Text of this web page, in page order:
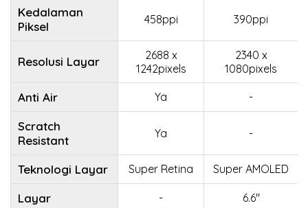
Kedalaman
Piksel
458ppi 390ppi
Resolusi Layar
2688 x
1242pixels
2340 x
1080pixels
Anti Air Ya -
Scratch
Resistant
Ya -
Teknologi Layar Super Retina Super AMOLED
Layar - 6.6"